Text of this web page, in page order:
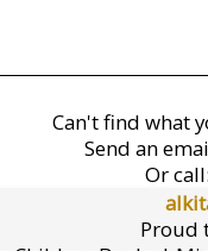
Can't find what
Send an
Or call:
Proud